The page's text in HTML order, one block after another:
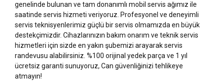
genelinde bulunan ve tam donanımlı mobil servis ağımız ile
saatinde servis hizmeti veriyoruz. Profesyonel ve deneyimli
servis teknisyenlerimiz güçlü bir servis olmamızda en büyük
destekçimizdir. Cihazlarınızın bakım onarım ve teknik servis
hizmetleri için sizde en yakın şubemizi arayarak servis
randevusu alabilirsiniz. %100 orijinal yedek parça ve 1 yıl
ücretsiz garanti sunuyoruz, Can güvenliğinizi tehlikeye
atmayın!